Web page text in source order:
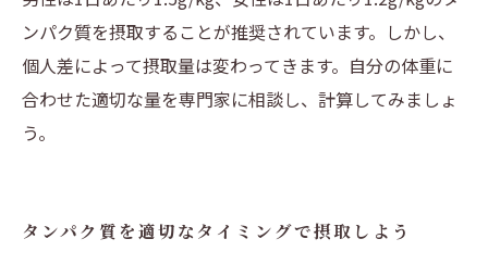
ンパク質を摂取することが推奨されています。しかし、
個人差によって摂取量は変わってきます。自分の体重に
合わせた適切な量を専門家に相談し、計算してみましょ
う。
タンパク質を適切なタイミングで摂取しよう